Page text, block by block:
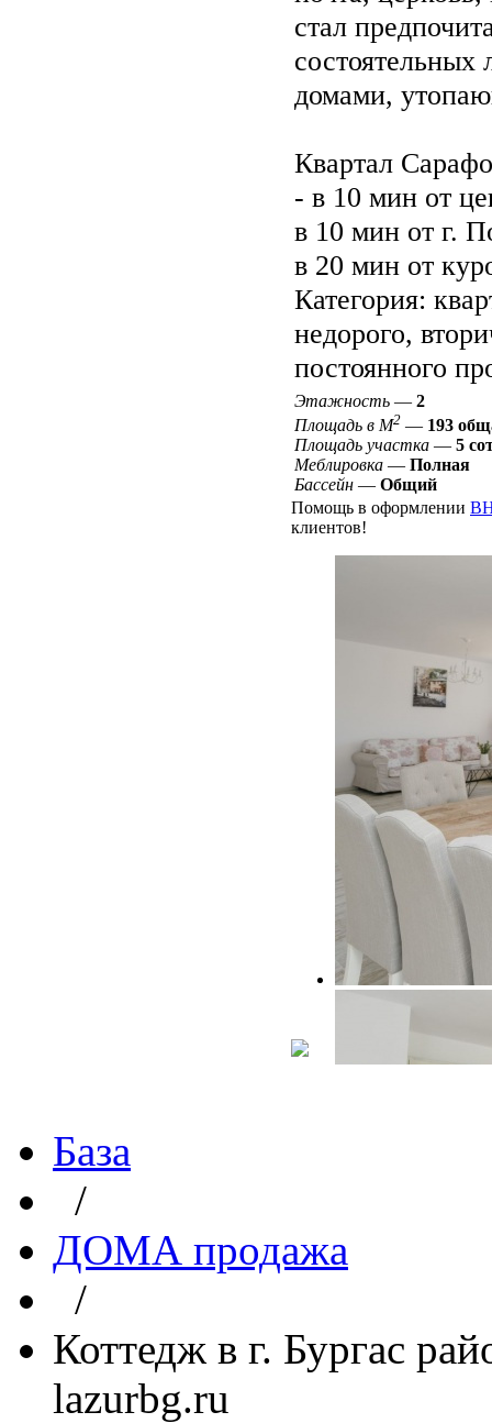
стал
домами,
Квартал
- в 10 мин от
в 10 мин от г.
в 20 мин от
Категория:
недорого,
постоянного
Этажность — 2
Площадь в М2 — 193
Площадь участка — 5
Меблировка — Полная
Бассейн — Общий
Помощь в оформлении
клиентов!
База
/
ДОМА продажа
/
Коттедж в г. Бургас
lazurbg.ru